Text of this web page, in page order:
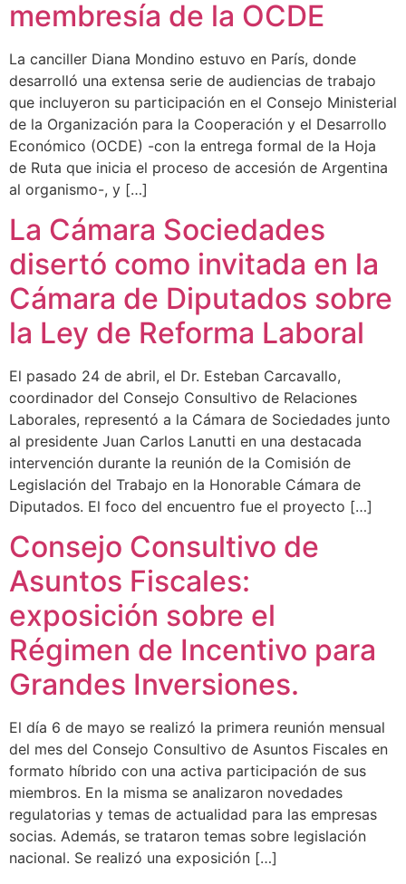
membresía de la OCDE
La canciller Diana Mondino estuvo en París, donde
desarrolló una extensa serie de audiencias de trabajo
que incluyeron su participación en el Consejo Ministerial
de la Organización para la Cooperación y el Desarrollo
Económico (OCDE) -con la entrega formal de la Hoja
de Ruta que inicia el proceso de accesión de Argentina
al organismo-, y […]
La Cámara Sociedades
disertó como invitada en la
Cámara de Diputados sobre
la Ley de Reforma Laboral
El pasado 24 de abril, el Dr. Esteban Carcavallo,
coordinador del Consejo Consultivo de Relaciones
Laborales, representó a la Cámara de Sociedades junto
al presidente Juan Carlos Lanutti en una destacada
intervención durante la reunión de la Comisión de
Legislación del Trabajo en la Honorable Cámara de
Diputados. El foco del encuentro fue el proyecto […]
Consejo Consultivo de
Asuntos Fiscales:
exposición sobre el
Régimen de Incentivo para
Grandes Inversiones.
El día 6 de mayo se realizó la primera reunión mensual
del mes del Consejo Consultivo de Asuntos Fiscales en
formato híbrido con una activa participación de sus
miembros. En la misma se analizaron novedades
regulatorias y temas de actualidad para las empresas
socias. Además, se trataron temas sobre legislación
nacional. Se realizó una exposición […]